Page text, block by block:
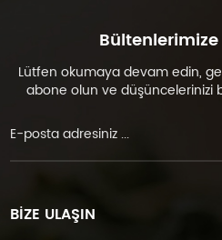
Bültenlerimize
Lütfen okumaya devam edin,
abone olun ve düşüncelerinizi
BİZE ULAŞIN